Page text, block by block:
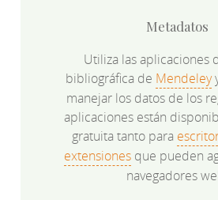
Metadatos
Utiliza las aplicaciones
bibliográfica de Mendeley
manejar los datos de los
aplicaciones están
gratuita tanto para
extensiones que pueden
navegadores